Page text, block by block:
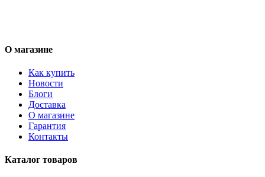
О магазине
Как купить
Новости
Блоги
Доставка
О магазине
Гарантия
Контакты
Каталог товаров